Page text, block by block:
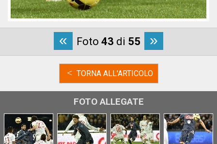
« Foto 43 di 55 »
< TORNA ALL'ARTICOLO
FOTO ALLEGATE